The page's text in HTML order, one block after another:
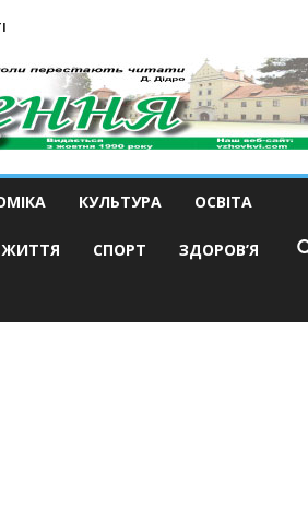
КУЛЬТУРА ОСВІТА
ЖИТТЯ СПОРТ ЗДОРОВ’Я